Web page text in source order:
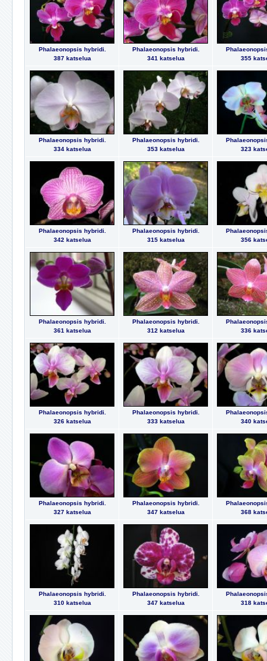
Phalaeonopsis hybridi.
387 katselua
Phalaeonopsis hybridi.
341 katselua
355
Phalaeonopsis hybridi.
334 katselua
Phalaeonopsis hybridi.
353 katselua
323
Phalaeonopsis hybridi.
342 katselua
Phalaeonopsis hybridi.
315 katselua
356
Phalaeonopsis hybridi.
361 katselua
Phalaeonopsis hybridi.
312 katselua
336
Phalaeonopsis hybridi.
326 katselua
Phalaeonopsis hybridi.
333 katselua
340
Phalaeonopsis hybridi.
327 katselua
Phalaeonopsis hybridi.
347 katselua
368
Phalaeonopsis hybridi.
310 katselua
Phalaeonopsis hybridi.
347 katselua
318